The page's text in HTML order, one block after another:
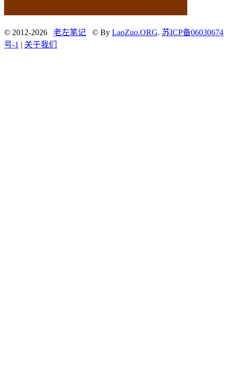
© 2012-2026 老左笔记 © By LaoZuo.ORG. 苏ICP备06030674
号-1 | 关于我们